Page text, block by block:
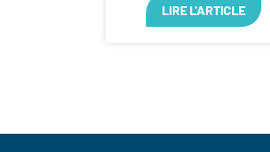
LIRE L'ARTICLE